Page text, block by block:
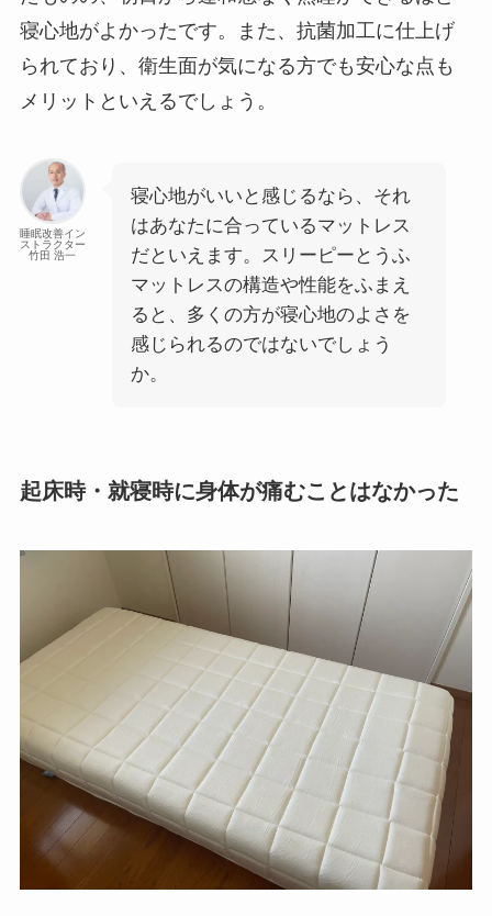
寝心地がよかったです。また、抗菌加工に仕上げ
られており、衛生面が気になる方でも安心な点も
メリットといえるでしょう。
睡眠改善イン
ストラクター
竹田 浩一
寝心地がいいと感じるなら、それ
はあなたに合っているマットレス
だといえます。スリーピーとうふ
マットレスの構造や性能をふまえ
ると、多くの方が寝心地のよさを
感じられるのではないでしょう
か。
起床時・就寝時に身体が痛むことはなかった